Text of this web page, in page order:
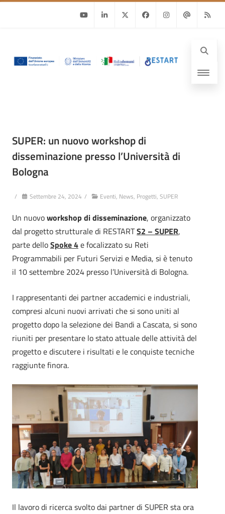
SUPER: un nuovo workshop di
disseminazione presso l’Università di
Bologna
/ Settembre 24, 2024 / Eventi, News, Progetti, SUPER
Un nuovoworkshop di disseminazione, organizzato
dal progetto strutturale di RESTARTS2 – SUPER,
parte delloSpoke 4e focalizzato su Reti
Programmabili per Futuri Servizi e Media, si è tenuto
il 10 settembre 2024 presso l’Università di Bologna.
I rappresentanti dei partner accademici e industriali,
compresi alcuni nuovi arrivati che si sono uniti al
progetto dopo la selezione dei Bandi a Cascata, si sono
riuniti per presentare lo stato attuale delle attività del
progetto e discutere i risultati e le conquiste tecniche
raggiunte finora.
Il lavoro di ricerca svolto dai partner di SUPER sta ora